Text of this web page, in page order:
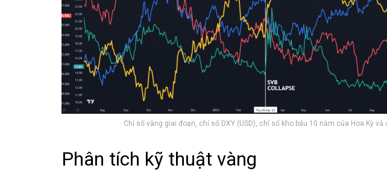
Chỉ số vàng giai đoạn, chỉ số DXY (USD), chỉ số kho báu 10 năm của Hoa Kỳ và
Phân tích kỹ thuật vàng